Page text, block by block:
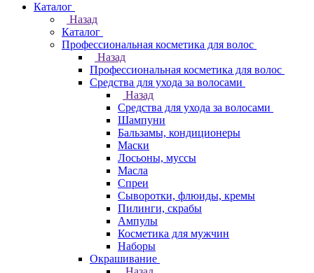
Каталог
Назад
Каталог
Профессиональная косметика для волос
Назад
Профессиональная косметика для волос
Средства для ухода за волосами
Назад
Средства для ухода за волосами
Шампуни
Бальзамы, кондиционеры
Маски
Лосьоны, муссы
Масла
Спреи
Сыворотки, флюиды, кремы
Пилинги, скрабы
Ампулы
Косметика для мужчин
Наборы
Окрашивание